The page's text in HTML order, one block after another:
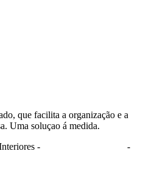
que facilita a organização e a
Uma soluçao á medida.
- -